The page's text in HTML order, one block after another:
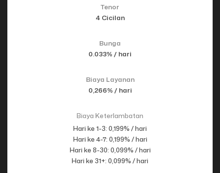
Tenor
4 Cicilan
Bunga
0.033% / hari
Biaya Layanan
0,266% / hari
Biaya Keterlambatan
Hari ke 1-3: 0,199% / hari
Hari ke 4-7: 0,199% / hari
Hari ke 8-30: 0,099% / hari
Hari ke 31+: 0,099% / hari